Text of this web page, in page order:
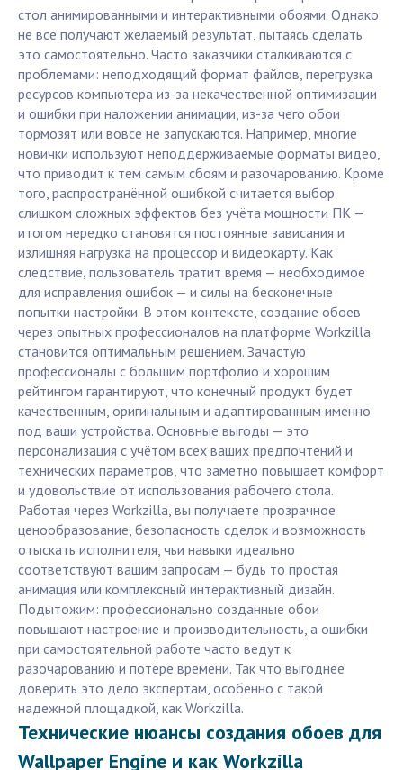
стол анимированными и интерактивными обоями. Однако
не все получают желаемый результат, пытаясь сделать
это самостоятельно. Часто заказчики сталкиваются с
проблемами: неподходящий формат файлов, перегрузка
ресурсов компьютера из-за некачественной оптимизации
и ошибки при наложении анимации, из-за чего обои
тормозят или вовсе не запускаются. Например, многие
новички используют неподдерживаемые форматы видео,
что приводит к тем самым сбоям и разочарованию. Кроме
того, распространённой ошибкой считается выбор
слишком сложных эффектов без учёта мощности ПК —
итогом нередко становятся постоянные зависания и
излишняя нагрузка на процессор и видеокарту. Как
следствие, пользователь тратит время — необходимое
для исправления ошибок — и силы на бесконечные
попытки настройки. В этом контексте, создание обоев
через опытных профессионалов на платформе Workzilla
становится оптимальным решением. Зачастую
профессионалы с большим портфолио и хорошим
рейтингом гарантируют, что конечный продукт будет
качественным, оригинальным и адаптированным именно
под ваши устройства. Основные выгоды — это
персонализация с учётом всех ваших предпочтений и
технических параметров, что заметно повышает комфорт
и удовольствие от использования рабочего стола.
Работая через Workzilla, вы получаете прозрачное
ценообразование, безопасность сделок и возможность
отыскать исполнителя, чьи навыки идеально
соответствуют вашим запросам — будь то простая
анимация или комплексный интерактивный дизайн.
Подытожим: профессионально созданные обои
повышают настроение и производительность, а ошибки
при самостоятельной работе часто ведут к
разочарованию и потере времени. Так что выгоднее
доверить это дело экспертам, особенно с такой
надежной площадкой, как Workzilla.
Технические нюансы создания обоев для
Wallpaper Engine и как Workzilla